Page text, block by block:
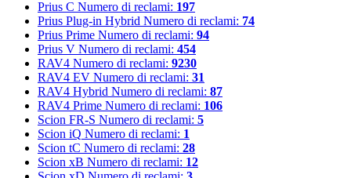
Prius C Numero di reclami: 197
Prius Plug-in Hybrid Numero di reclami: 74
Prius Prime Numero di reclami: 94
Prius V Numero di reclami: 454
RAV4 Numero di reclami: 9230
RAV4 EV Numero di reclami: 31
RAV4 Hybrid Numero di reclami: 87
RAV4 Prime Numero di reclami: 106
Scion FR-S Numero di reclami: 5
Scion iQ Numero di reclami: 1
Scion tC Numero di reclami: 28
Scion xB Numero di reclami: 12